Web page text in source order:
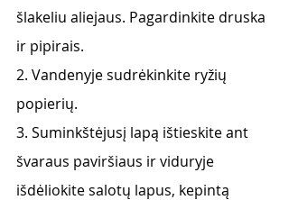
šlakeliu aliejaus. Pagardinkite druska
ir pipirais.
2. Vandenyje sudrėkinkite ryžių
popierių.
3. Suminkštėjusį lapą ištieskite ant
švaraus paviršiaus ir viduryje
išdėliokite salotų lapus, kepintą